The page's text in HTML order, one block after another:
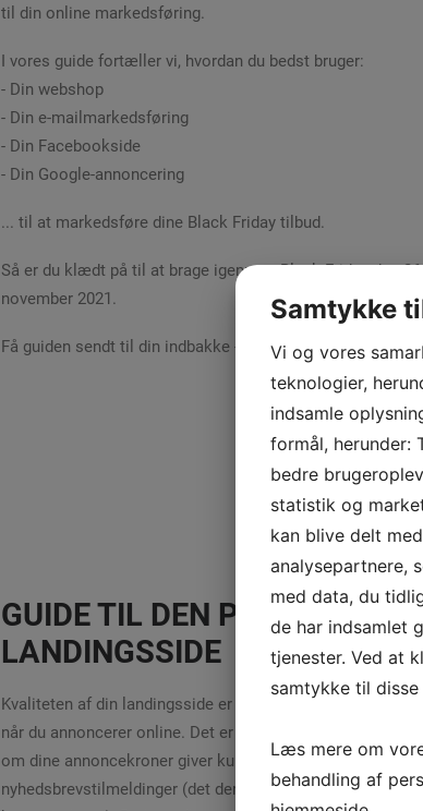
til din online markedsføring.
I vores guide fortæller vi, hvordan du bedst bruger:
- Din webshop
- Din e-mailmarkedsføring
- Din Facebookside
- Din Google-annoncering
... til at markedsføre dine Black Friday tilbud.
Så er du klædt på til at brage igennem Black Friday den
november 2021.
Få guiden sendt til din indbakke - skriv din e-mail herunder.
GUIDE TIL DEN PERFEKTE
LANDINGSSIDE
Kvaliteten af din landingsside er den helt afgørende faktor,
når du annoncerer online. Det er landingssiden, der afgør
om dine annoncekroner giver kunder, bookinger eller
nyhedsbrevstilmeldinger (det der på fagsprog hedder
Samtykke
Vi og vores
teknologier,
indsamle
formål, herunder:
bedre
statistik og
kan blive delt
analysepartnere,
med data, du
de har indsamlet
tjenester. Ved at
samtykke til
Læs mere om
behandling af